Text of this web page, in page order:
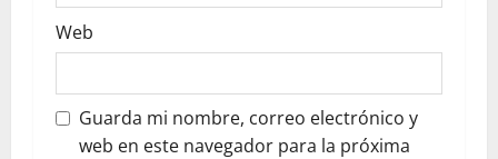
Web
Guarda mi nombre, correo electrónico y
web en este navegador para la próxima